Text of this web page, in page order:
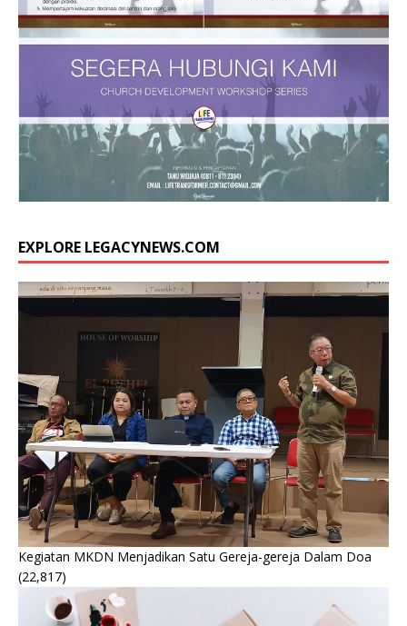
EXPLORE LEGACYNEWS.COM
Kegiatan MKDN Menjadikan Satu Gereja-gereja Dalam Doa
(22,817)